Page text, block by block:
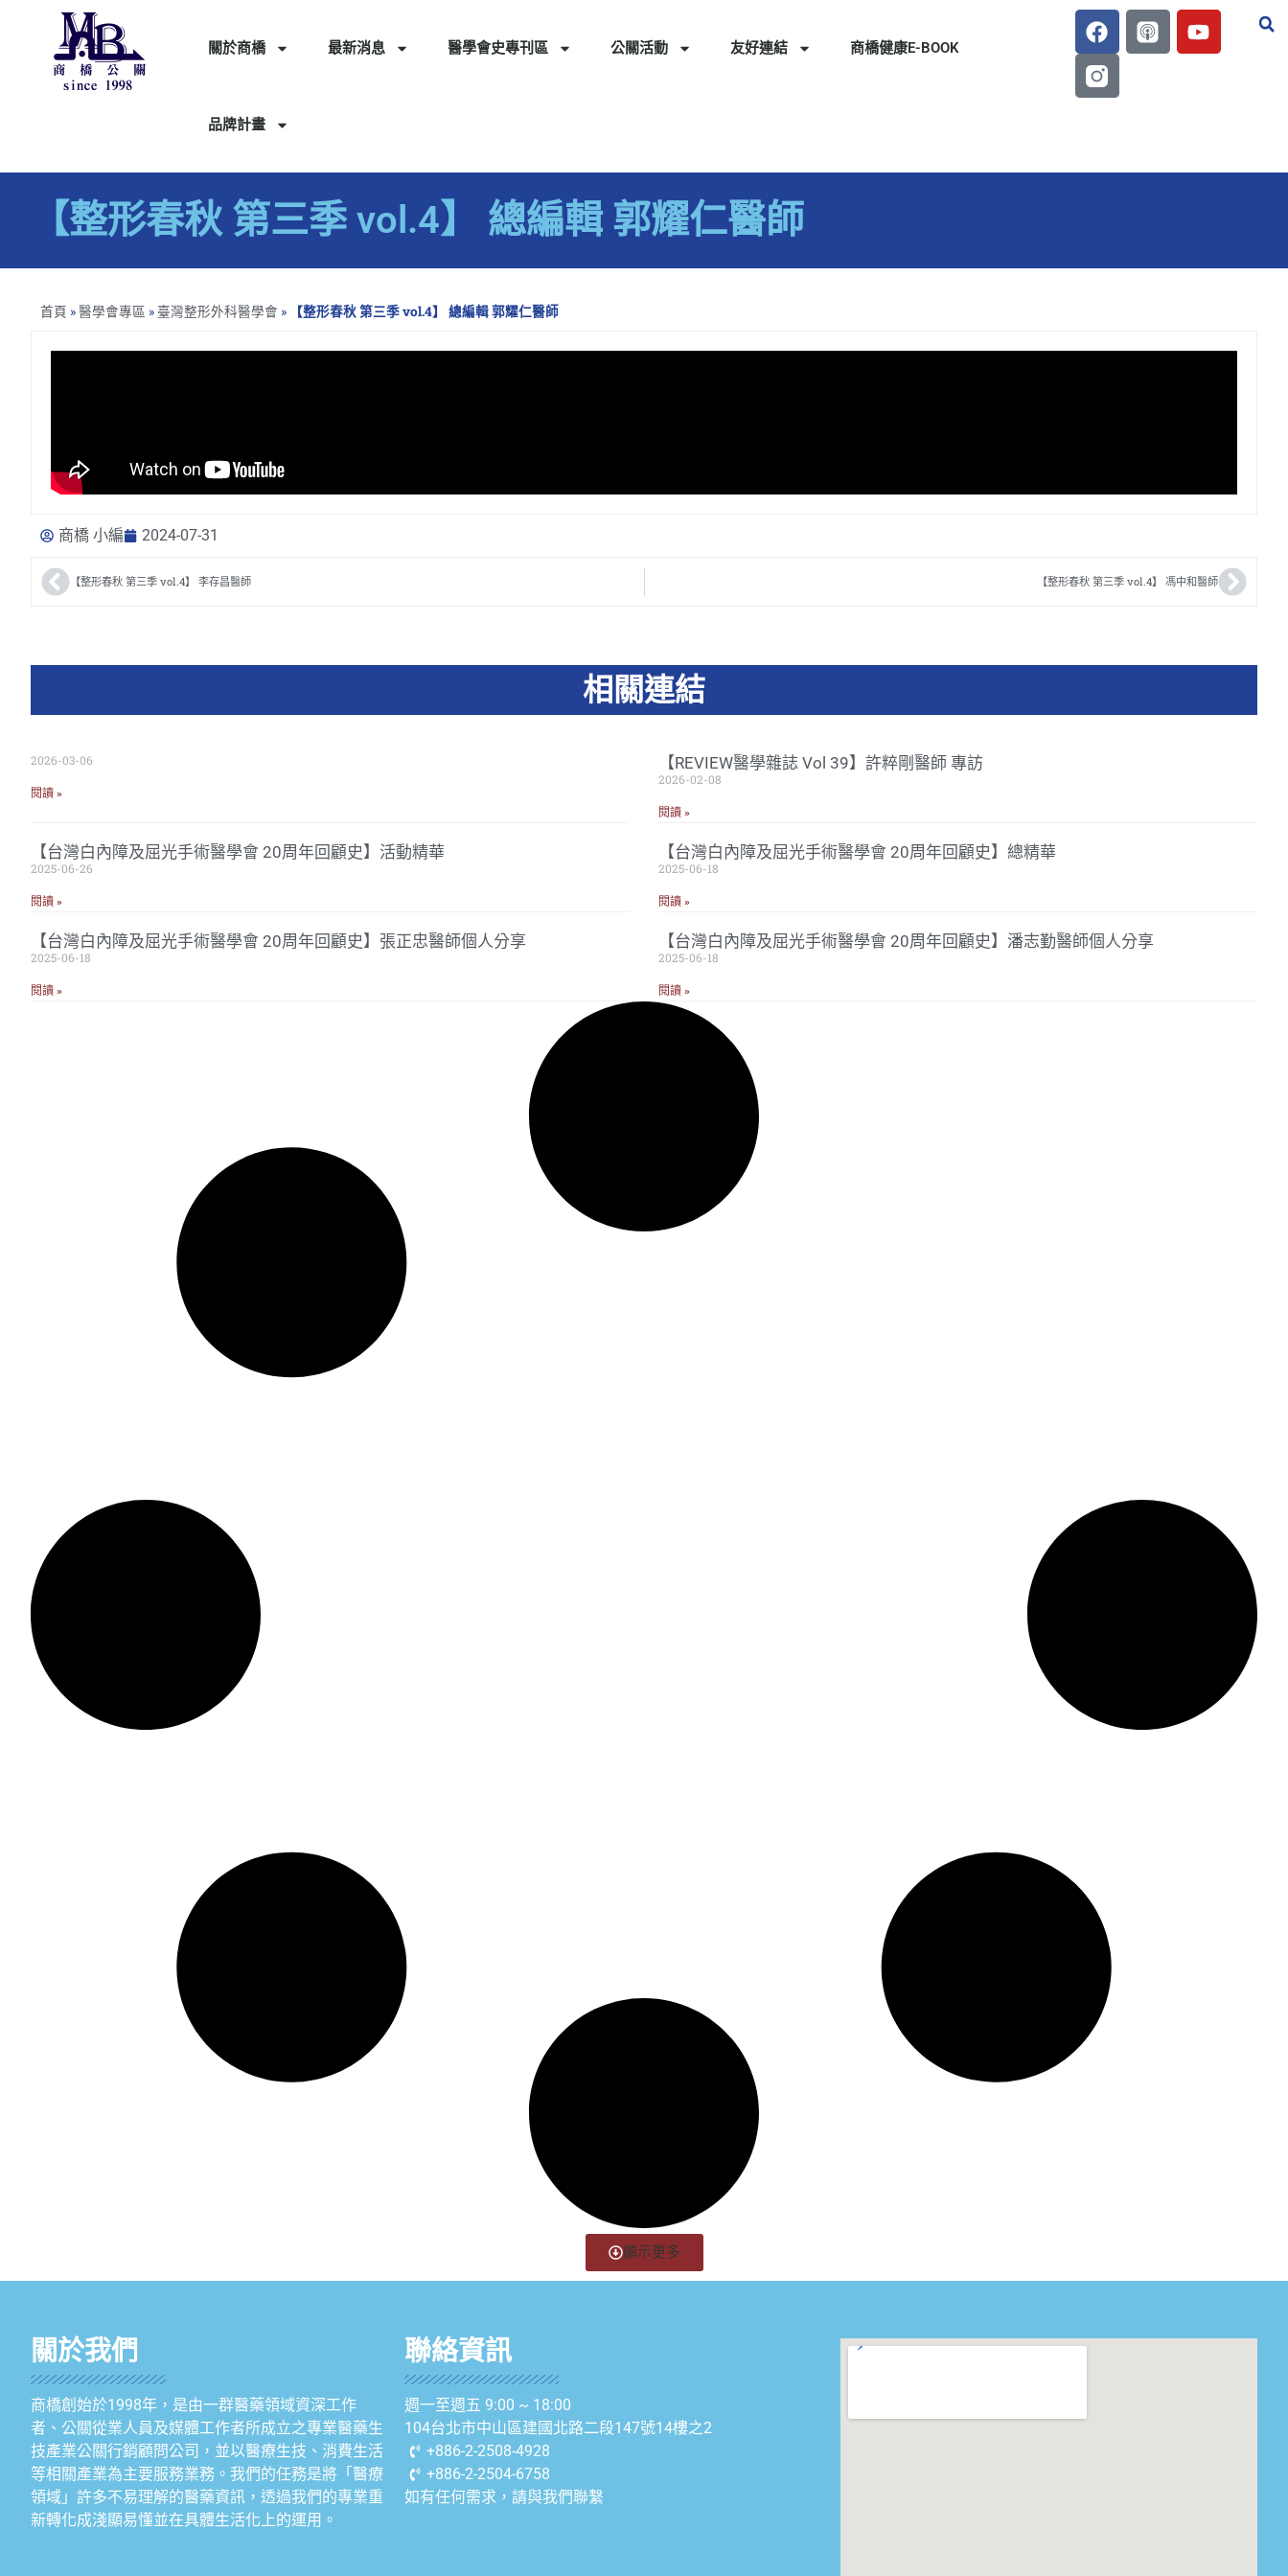
關於商橋 最新消息 醫學會史專刊區 公關活動 友好連結 商橋健康E-BOOK
品牌計畫
【整形春秋 第三季 vol.4】 總編輯 郭耀仁醫師
首頁 »醫學會專區 » 臺灣整形外科醫學會 » 【整形春秋 第三季 vol.4】 總編輯 郭耀仁醫師
商橋 小編 2024-07-31
【整形春秋 第三季 vol.4】 李存昌醫師 【整形春秋 第三季 vol.4】 馮中和醫師
相關連結
2026-03-06
閱讀 »
【REVIEW醫學雜誌 Vol 39】許粹剛醫師 專訪
2026-02-08
閱讀 »
【台灣白內障及屈光手術醫學會 20周年回顧史】活動精華
2025-06-26
閱讀 »
【台灣白內障及屈光手術醫學會 20周年回顧史】總精華
2025-06-18
閱讀 »
【台灣白內障及屈光手術醫學會 20周年回顧史】張正忠醫師個人分享
2025-06-18
閱讀 »
【台灣白內障及屈光手術醫學會 20周年回顧史】潘志勤醫師個人分享
2025-06-18
閱讀 »
顯示更多
關於我們
商橋創始於1998年，是由一群醫藥領域資深工作
者、公關從業人員及媒體工作者所成立之專業醫藥生
技產業公關行銷顧問公司，並以醫療生技、消費生活
等相關產業為主要服務業務。我們的任務是將「醫療
領域」許多不易理解的醫藥資訊，透過我們的專業重
新轉化成淺顯易懂並在具體生活化上的運用。
聯絡資訊
週一至週五 9:00 ~ 18:00
104台北市中山區建國北路二段147號14樓之2
+886-2-2508-4928
+886-2-2504-6758
如有任何需求，請與我們聯繫